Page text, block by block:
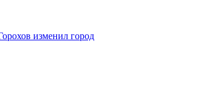
изменил город